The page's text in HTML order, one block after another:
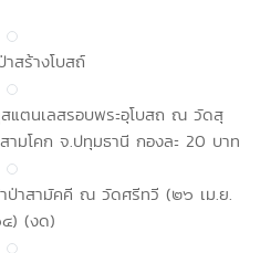
สร้างโบสถ์
ตนเลสรอบพระอุโบสถ ณ วัดสุ
ามโคก จ.ปทุมธานี กองละ 20 บาท
ป่าสามัคคี ณ วัดศรีทวี (๒๖ เม.ย.
) (งด)